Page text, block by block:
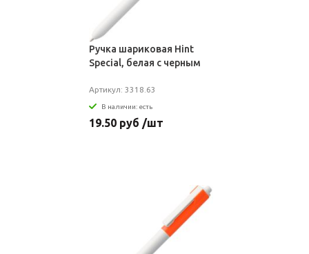
Ручка шариковая Hint
Special, белая с черным
Артикул: 3318.63
В наличии: есть
19.50 руб /шт